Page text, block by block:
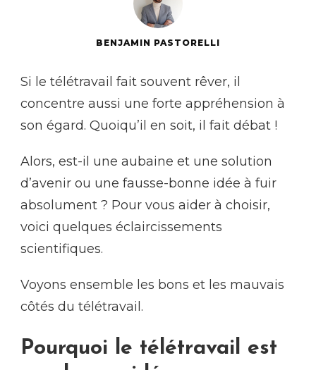
BENJAMIN PASTORELLI
Si le télétravail fait souvent rêver, il
concentre aussi une forte appréhension à
son égard. Quoiqu’il en soit, il fait débat !
Alors, est-il une aubaine et une solution
d’avenir ou une fausse-bonne idée à fuir
absolument ? Pour vous aider à choisir,
voici quelques éclaircissements
scientifiques.
Voyons ensemble les bons et les mauvais
côtés du télétravail.
Pourquoi le télétravail est